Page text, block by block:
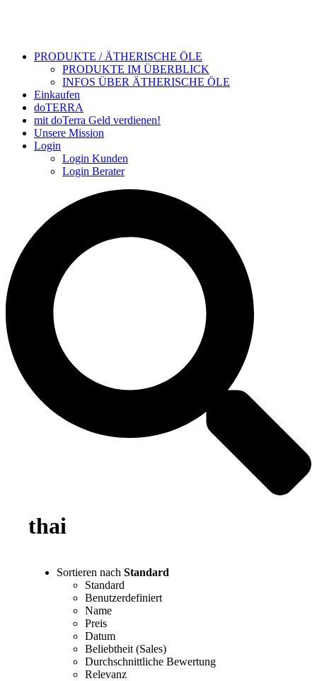
PRODUKTE / ÄTHERISCHE ÖLE
PRODUKTE IM ÜBERBLICK
INFOS ÜBER ÄTHERISCHE ÖLE
Einkaufen
doTERRA
mit doTerra Geld verdienen!
Unsere Mission
Login
Login Kunden
Login Berater
thai
Sortieren nachStandard
Standard
Benutzerdefiniert
Name
Preis
Datum
Beliebtheit (Sales)
Durchschnittliche Bewertung
Relevanz